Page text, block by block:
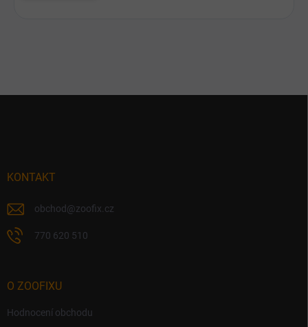
KONTAKT
obchod @zoofix.cz
770 620 510
O ZOOFIXU
Hodnocení obchodu